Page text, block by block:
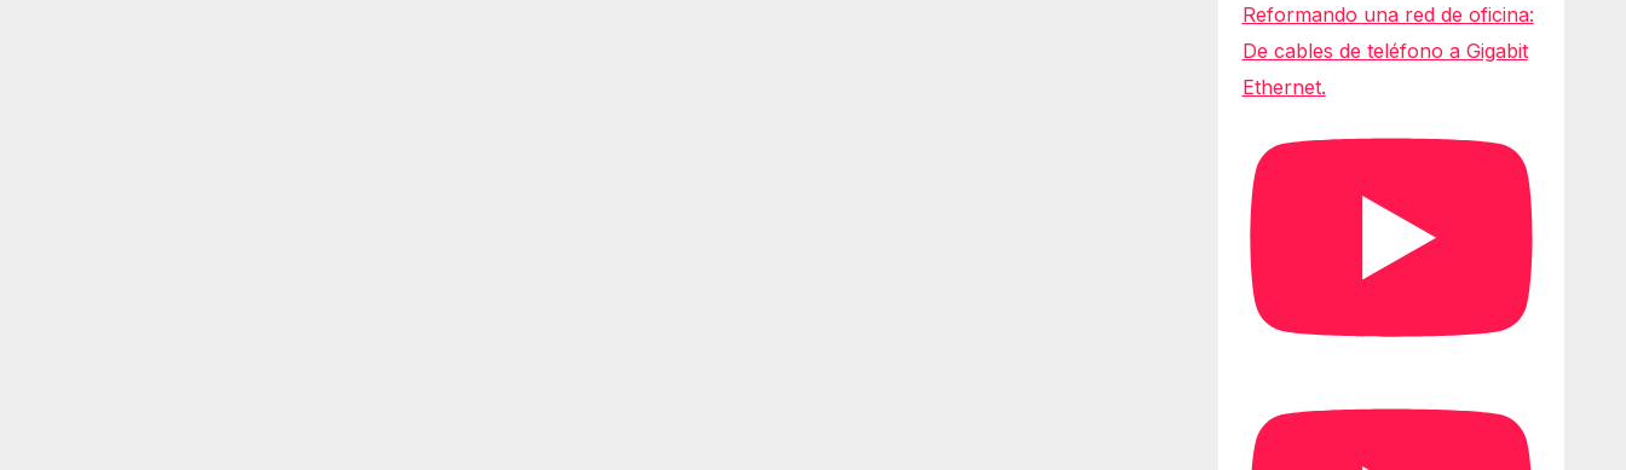
Reformando una red de oficina:
De cables de teléfono a Gigabit
Ethernet.